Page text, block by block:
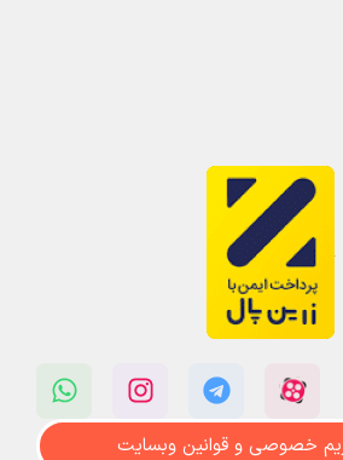
خصوصی و قوانین وبسایت